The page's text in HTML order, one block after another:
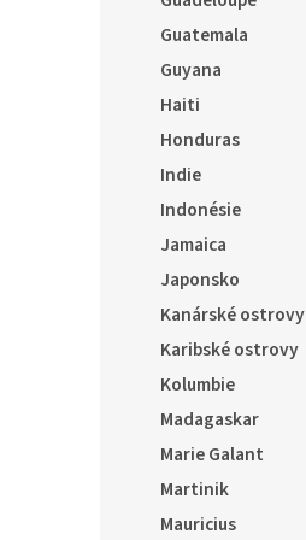
Guatemala
Guyana
Haiti
Honduras
Indie
Indonésie
Jamaica
Japonsko
Kanárské ostrovy
Karibské ostrovy
Kolumbie
Madagaskar
Marie Galant
Martinik
Mauricius